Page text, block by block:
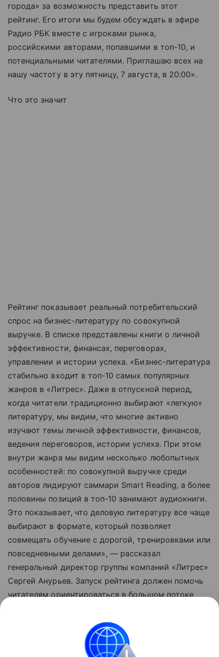
города» за возможность представить этот
рейтинг. Его итоги мы будем обсуждать в эфире
Радио РБК вместе с игроками рынка,
российскими авторами, попавшими в топ-10, и
потенциальными читателями. Приглашаю всех на
нашу частоту в эту пятницу, 7 августа, в 20:00».
Что это значит
Рейтинг показывает реальный потребительский
спрос на бизнес-литературу по совокупной
выручке. В списке представлены книги о личной
эффективности, финансах, переговорах,
управлении и истории успеха. «Бизнес-литература
стабильно входит в топ-10 самых популярных
жанров в «Литрес». Даже в отпускной период,
когда читатели традиционно выбирают «легкую»
литературу, мы видим, что многие активно
изучают темы личной эффективности, финансов,
ведения переговоров, истории успеха. При этом
внутри жанра мы видим несколько любопытных
особенностей: по совокупной выручке среди
авторов лидируют саммари Smart Reading, а более
половины позиций в топ-10 занимают аудиокниги.
Это показывает, что деловую литературу все чаще
выбирают в формате, который позволяет
совмещать обучение с дорогой, тренировками или
повседневными делами», — рассказал
генеральный директор группы компаний «Литрес»
Сергей Анурьев. Запуск рейтинга должен помочь
читателям ориентироваться в большом потоке
➤ Подписывайтесь на телеграм-канал «РБК
Трендов» — будьте в курсе последних тенденций в